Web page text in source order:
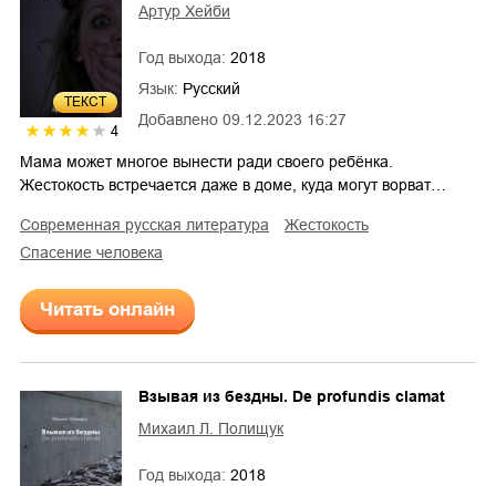
ТЕКСТ
4
Добавлено 09.12.2023 16:27
Артур Хейби
Год выхода: 2018
Язык: Русский
Мама может многое вынести ради своего ребёнка.
Жестокость встречается даже в доме, куда могут ворват…
современная русская литература
жестокость
спасение человека
Читать онлайн
Взывая из бездны. De profundis clamat
Михаил Л. Полищук
Год выхода: 2018